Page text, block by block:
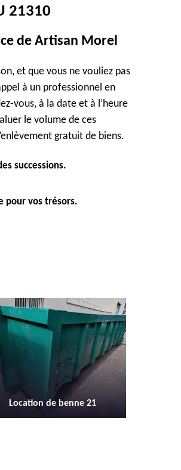
21310
de Artisan Morel
et que vous ne vouliez pas
à un professionnel en
vous, à la date et à l’heure
le volume de ces
gratuit de biens.
successions.
pour vos trésors.
et débarras entreprise et
locaux industriel 21